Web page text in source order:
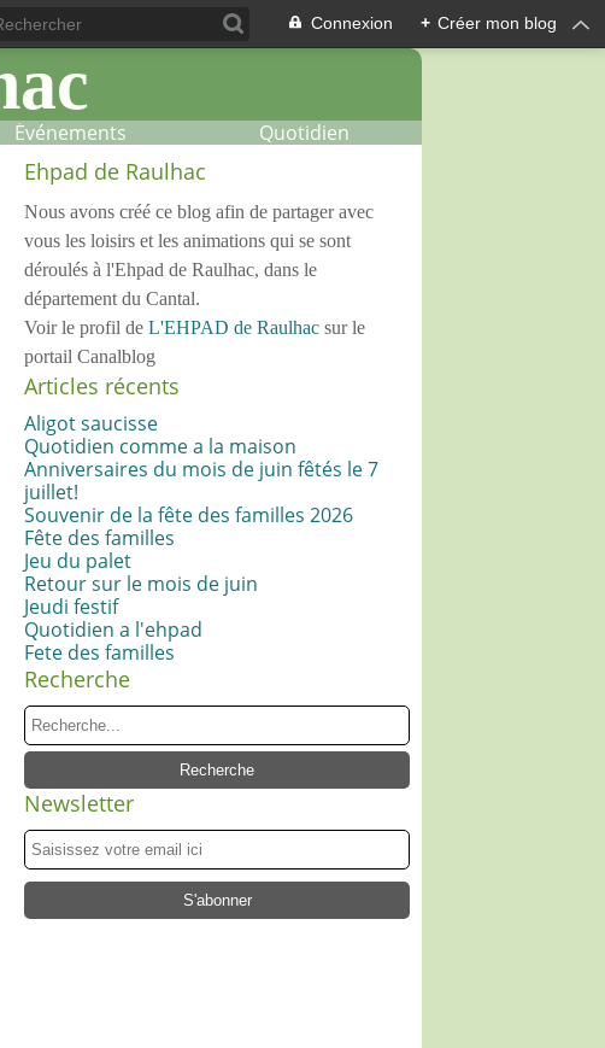
Connexion + Créer mon blog
Événements Quotidien
Ehpad de Raulhac
Nous avons créé ce blog afin de partager avec
vous les loisirs et les animations qui se sont
déroulés à l'Ehpad de Raulhac, dans le
département du Cantal.
Voir le profil de L'EHPAD de Raulhac sur le
portail Canalblog
Articles récents
Aligot saucisse
Quotidien comme a la maison
Anniversaires du mois de juin fêtés le 7
juillet!
Souvenir de la fête des familles 2026
Fête des familles
Jeu du palet
Retour sur le mois de juin
Jeudi festif
Quotidien a l'ehpad
Fete des familles
Recherche
Newsletter